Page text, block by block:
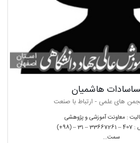
هاشمیان
های علمی - ارتباط با صنعت
: معاونت آموزشی و پژوهشی
(98+)
سمت...